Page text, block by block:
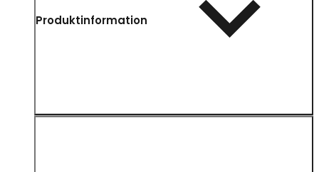
Produktinformation